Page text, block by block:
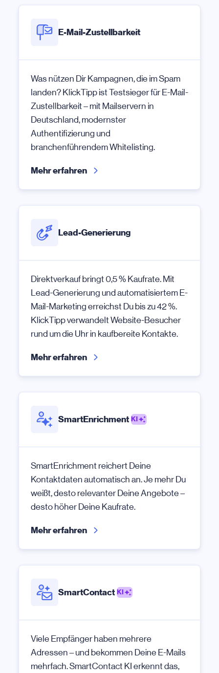
E-Mail-Zustellbarkeit
Was nützen Dir Kampagnen, die im Spam
landen? KlickTipp ist Testsieger für E-Mail-
Zustellbarkeit – mit Mailservern in
Deutschland, modernster
Authentifizierung und
branchenführendem Whitelisting.
Mehr erfahren
Lead-Generierung
Direktverkauf bringt 0,5 % Kaufrate. Mit
Lead-Generierung und automatisiertem E-
Mail-Marketing erreichst Du bis zu 42 %.
KlickTipp verwandelt Website-Besucher
rund um die Uhr in kaufbereite Kontakte.
Mehr erfahren
SmartEnrichment KI
SmartEnrichment reichert Deine
Kontaktdaten automatisch an. Je mehr Du
weißt, desto relevanter Deine Angebote –
desto höher Deine Kaufrate.
Mehr erfahren
SmartContact KI
Viele Empfänger haben mehrere
Adressen – und bekommen Deine E-Mails
mehrfach. SmartContact KI erkennt das,